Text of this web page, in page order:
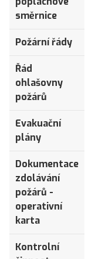
směrnice
Požární řády
Řád
ohlašovny
požárů
Evakuační
plány
Dokumentace
zdolávání
požárů -
operativní
karta
Kontrolní